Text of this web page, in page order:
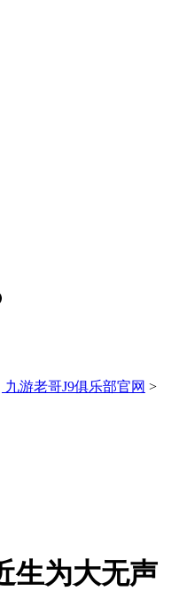
九游老哥J9俱乐部官网 >
生为大无声